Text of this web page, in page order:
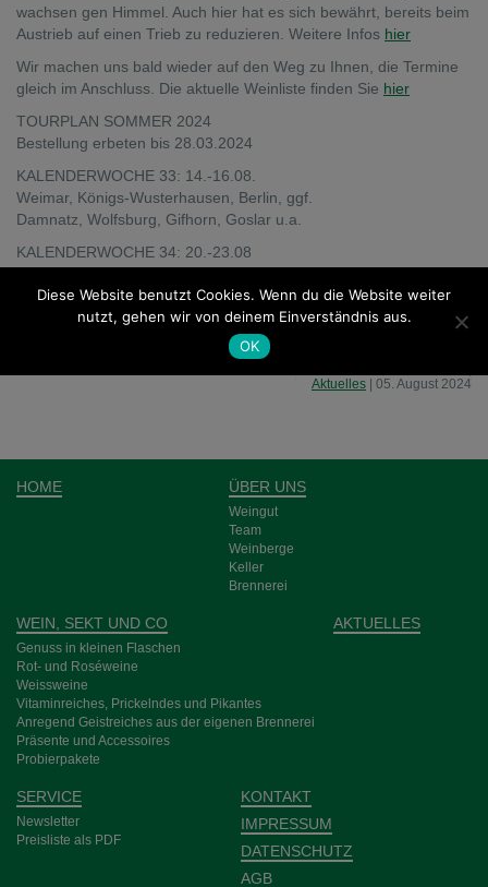
wachsen gen Himmel. Auch hier hat es sich bewährt, bereits beim
Austrieb auf einen Trieb zu reduzieren. Weitere Infos hier
Wir machen uns bald wieder auf den Weg zu Ihnen, die Termine
gleich im Anschluss. Die aktuelle Weinliste finden Sie hier
TOURPLAN SOMMER 2024
Bestellung erbeten bis 28.03.2024
KALENDERWOCHE 33: 14.-16.08.
Weimar, Königs-Wusterhausen, Berlin, ggf.
Damnatz, Wolfsburg, Gifhorn, Goslar u.a.
KALENDERWOCHE 34: 20.-23.08
Bonn, Köln, Düsseldorf, Wuppertal, Oberhausen
Dortmund, Gescher, Bielefeld, Hannover,
Hildesheim, Frankfurt
Aktuelles | 05. August 2024
HOME ÜBER UNS
Weingut
Team
Weinberge
Keller
Brennerei
WEIN, SEKT UND CO
Genuss in kleinen Flaschen
Rot- und Rosé­weine
Weiss­weine
Vitamin­reiches, Pri­ckeln­des und Pikantes
Anre­gend Geist­­reich­es aus der eigenen Bren­nerei
Prä­sente und Acces­­soires
Probier­pakete
AKTUELLES
SERVICE
Newsletter
Preisliste als PDF
KONTAKT
IMPRESSUM
DATENSCHUTZ
AGB
Diese Website benutzt Cookies. Wenn du die Website weiter
nutzt, gehen wir von deinem Einverständnis aus.
OK